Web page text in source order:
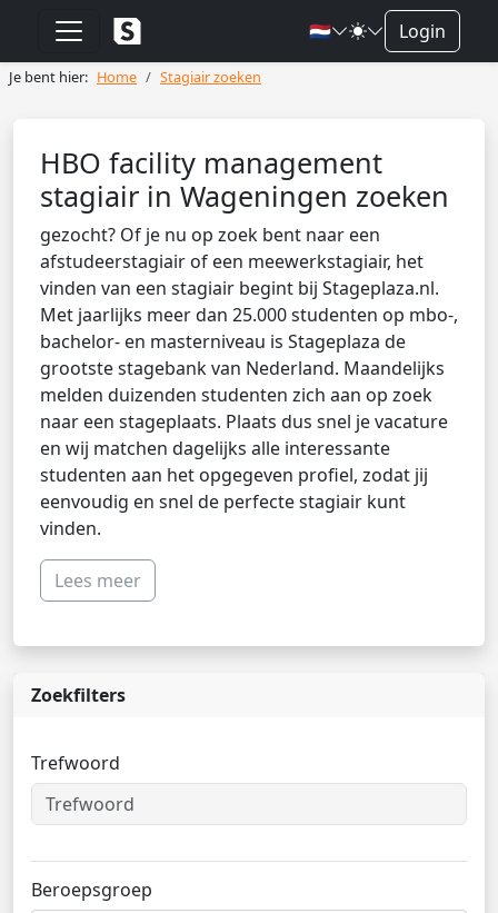
🇳🇱 Login
Je bent hier: Home Stagiair zoeken
HBO facility management
stagiair in Wageningen zoeken
gezocht? Of je nu op zoek bent naar een
afstudeerstagiair of een meewerkstagiair, het
vinden van een stagiair begint bij Stageplaza.nl.
Met jaarlijks meer dan 25.000 studenten op mbo-,
bachelor- en masterniveau is Stageplaza de
grootste stagebank van Nederland. Maandelijks
melden duizenden studenten zich aan op zoek
naar een stageplaats. Plaats dus snel je vacature
en wij matchen dagelijks alle interessante
studenten aan het opgegeven profiel, zodat jij
eenvoudig en snel de perfecte stagiair kunt
vinden.
Lees meer
Zoekfilters
Trefwoord
Beroepsgroep